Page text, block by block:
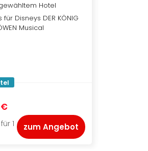
Hotel
für Disneys DER KÖNIG
Musical
€
1
zum Angebot